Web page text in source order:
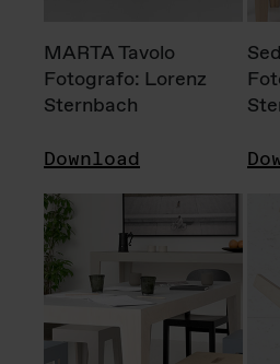
MARTA Tavolo
Fotografo: Lorenz
Sternbach
Download